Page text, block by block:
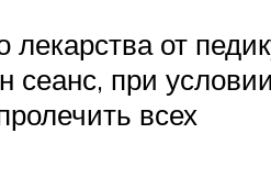
от
сеанс, при
всех